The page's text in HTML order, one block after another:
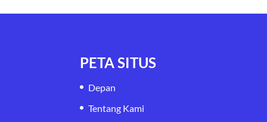
PETA SITUS
Depan
Tentang Kami